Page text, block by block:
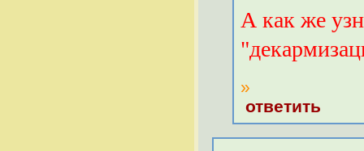
А как же
»
ответить